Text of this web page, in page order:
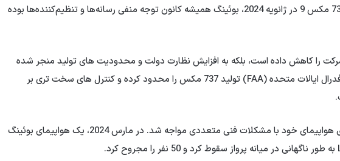
مانند جداسازی اضطراری هواپیمای 737 مکس 9 در ژانویه 2024، بوئینگ همیشه کانون توجه منفی رسانه‌ها و تنظیم‌کننده‌ها بوده
شرکت را کاهش داده است، بلکه به افزایش نظارت دولت و محدودیت های تولید منجر شده
است. به عنوان مثال، اداره هوانوردی فدرال ایالات متحده (FAA) تولید 737 مکس را محدود کرده و کنترل های سخت تری بر
علاوه بر این، بوئینگ با سایر مدل های هواپیمای خود با مشکلات فنی متعددی مواجه شد. در مارس 2024، یک هواپیمای بوئینگ